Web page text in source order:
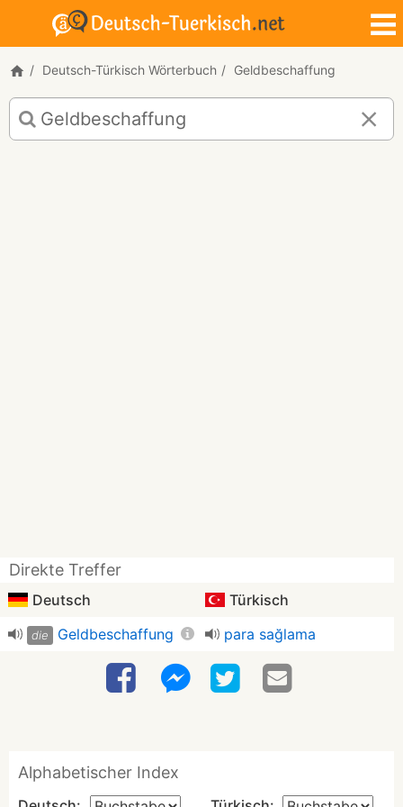
Deutsch-Türkisch Wörterbuch Geldbeschaffung
Deutsch-
Türkisch
Übersetzung
Direkte Treffer
Deutsch Türkisch
die Geldbeschaffung para sağlama
Alphabetischer Index